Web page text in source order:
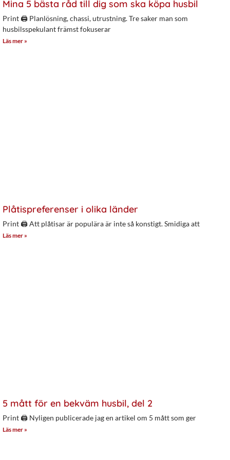
Mina 5 bästa råd till dig som ska köpa husbil
Print 🖨 Planlösning, chassi, utrustning. Tre saker man som
husbilsspekulant främst fokuserar
Läs mer »
Plåtispreferenser i olika länder
Print 🖨 Att plåtisar är populära är inte så konstigt. Smidiga att
Läs mer »
5 mått för en bekväm husbil, del 2
Print 🖨 Nyligen publicerade jag en artikel om 5 mått som ger
Läs mer »